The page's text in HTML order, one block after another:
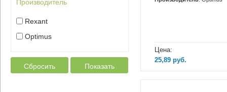
Производитель
Rexant
Optimus
Сбросить Показать
Цена:
25,89 руб.